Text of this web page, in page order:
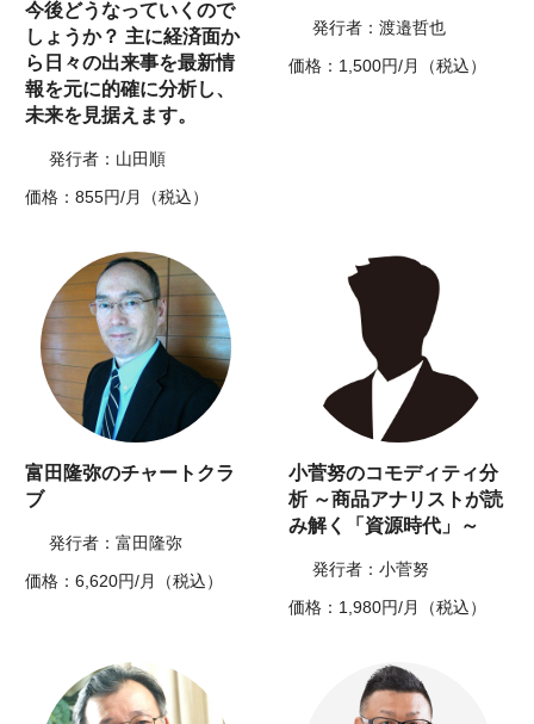
今後どうなっていくので
しょうか？ 主に経済面か
ら日々の出来事を最新情
報を元に的確に分析し、
未来を見据えます。
発行者：山田順
価格：855円/月（税込）
発行者：渡邉哲也
価格：1,500円/月（税込）
富田隆弥のチャートクラ
ブ
発行者：富田隆弥
価格：6,620円/月（税込）
小菅努のコモディティ分
析 ～商品アナリストが読
み解く「資源時代」～
発行者：小菅努
価格：1,980円/月（税込）